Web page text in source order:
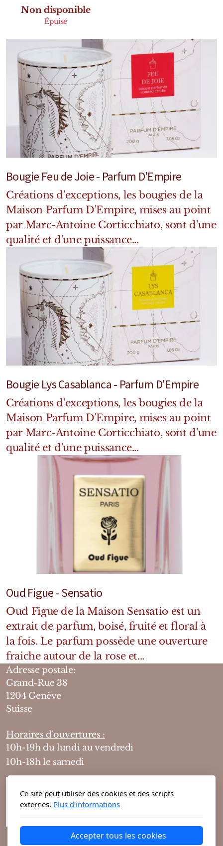
Non disponible
Épuisé
Bougie Feu de Joie - Parfum D'Empire
Créations d'exceptions, les bougies de la
Maison Parfum D'Empire, mises au point
par Marc-Antoine Corticchiato, sont d'une
qualité et d'une puissance...
Bougie Lys Casablanca - Parfum D'Empire
Créations d'exceptions, les bougies de la
Maison Parfum D'Empire, mises au point
par Marc-Antoine Corticchiato, sont d'une
qualité et d'une puissance...
Oud Figue - Sensatio
Oud Figue de la Maison Sensatio est un
extrait de parfum, boisé, fruité et floral à
la fois. Le parfum possède une ouverture
fraiche autour de la rose et...
Adresse postale:
Grand-Rue 38
1204 Genève
Suisse
Horaires d'ouvertures :
10h-19h du lundi au vendredi
10h-18h le samedi
Ce site peut utiliser des cookies et des scripts
externes. Plus d'informations
Accepter tous les cookies
Diffuseurs
Cosmétiques